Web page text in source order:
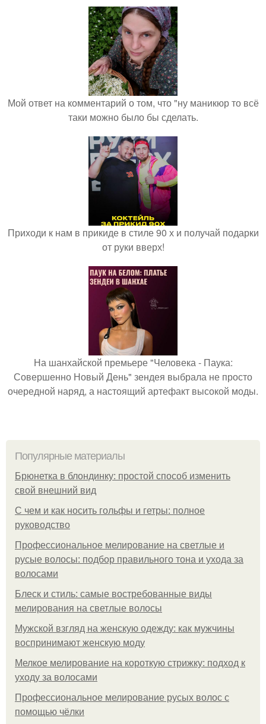
Мой ответ на комментарий о том, что "ну маникюр то всё
таки можно было бы сделать.
Приходи к нам в прикиде в стиле 90 х и получай подарки
от руки вверх!
На шанхайской премьере "Человека - Паука:
Совершенно Новый День" зендея выбрала не просто
очередной наряд, а настоящий артефакт высокой моды.
Популярные материалы
Брюнетка в блондинку: простой способ изменить
свой внешний вид
С чем и как носить гольфы и гетры: полное
руководство
Профессиональное мелирование на светлые и
русые волосы: подбор правильного тона и ухода за
волосами
Блеск и стиль: самые востребованные виды
мелирования на светлые волосы
Мужской взгляд на женскую одежду: как мужчины
воспринимают женскую моду
Мелкое мелирование на короткую стрижку: подход к
уходу за волосами
Профессиональное мелирование русых волос с
помощью чёлки